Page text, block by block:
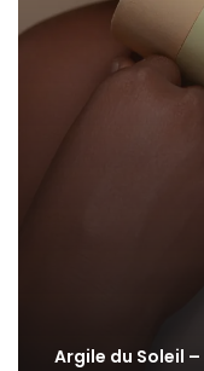
Argile du Soleil